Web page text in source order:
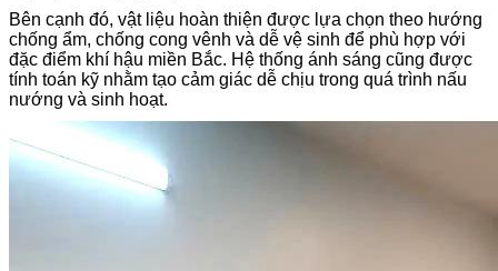
Bên cạnh đó, vật liệu hoàn thiện được lựa chọn theo hướng
chống ẩm, chống cong vênh và dễ vệ sinh để phù hợp với
đặc điểm khí hậu miền Bắc. Hệ thống ánh sáng cũng được
tính toán kỹ nhằm tạo cảm giác dễ chịu trong quá trình nấu
nướng và sinh hoạt.